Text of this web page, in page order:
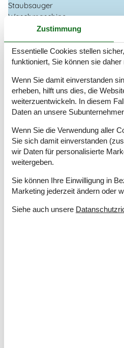
Staubsauger
Waschmaschine
Wasser inkl.
Winterfest
Gartenmöbel
Grill
Kostenloser Carport auf dem
Naturgrundstück
Offenes Gelände
Drinnen
Fußbodenheizung im Badezimmer
Elektrogeräte
Apple TV
Zustimmung
Essentielle Cookies stellen
funktioniert, Sie können sie
Wenn Sie damit einverstanden
erheben, hilft uns dies, die
weiterzuentwickeln. In diesem
Daten an unsere
Wenn Sie die Verwendung aller
Sie sich damit einverstanden
wir Daten für personalisierte
weitergeben.
Sie können Ihre Einwilligung in
Marketing jederzeit ändern oder
Siehe auch unsere